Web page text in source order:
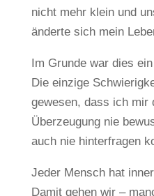
nicht mehr klein und
änderte sich mein
Im Grunde war dies
Die einzige
gewesen, dass ich mir
Überzeugung nie
auch nie hinterfragen
Jeder Mensch hat
Damit gehen wir –